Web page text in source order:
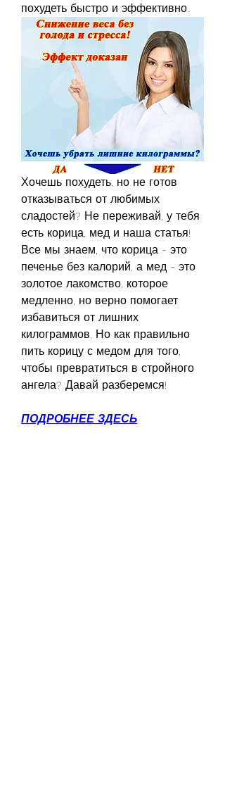
похудеть быстро и эффективно.
Хочешь похудеть, но не готов
отказываться от любимых
сладостей? Не переживай, у тебя
есть корица, мед и наша статья!
Все мы знаем, что корица - это
печенье без калорий, а мед - это
золотое лакомство, которое
медленно, но верно помогает
избавиться от лишних
килограммов. Но как правильно
пить корицу с медом для того,
чтобы превратиться в стройного
ангела? Давай разберемся!
ПОДРОБНЕЕ ЗДЕСЬ